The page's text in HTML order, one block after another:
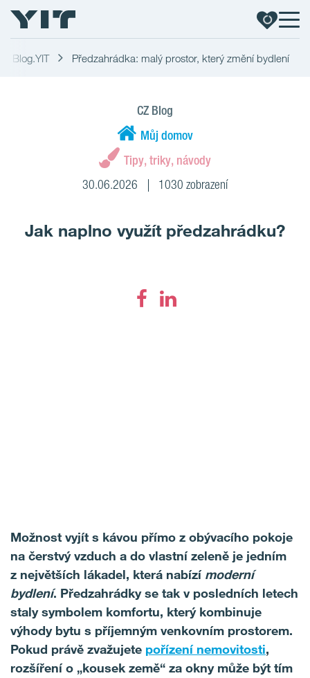
Blog.YIT Předzahrádka: malý prostor, který změní bydlení
CZ Blog
Můj domov
Tipy, triky, návody
30.06.2026 1030 zobrazení
Jak naplno využít předzahrádku?
Možnost vyjít s kávou přímo z obývacího pokoje
na čerstvý vzduch a do vlastní zeleně je jedním
z největších lákadel, která nabízí moderní
bydlení. Předzahrádky se tak v posledních letech
staly symbolem komfortu, který kombinuje
výhody bytu s příjemným venkovním prostorem.
Pokud právě zvažujete pořízení nemovitosti,
rozšíření o „kousek země“ za okny může být tím